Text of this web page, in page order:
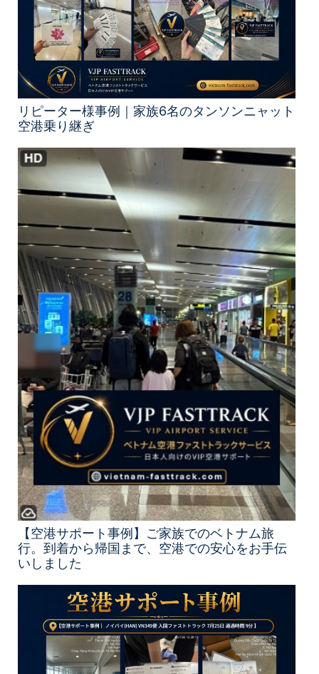
リピーター様事例｜家族6名のタンソンニャット
空港乗り継ぎ
【空港サポート事例】ご家族でのベトナム旅
行。到着から帰国まで、空港での安心をお手伝
いしました